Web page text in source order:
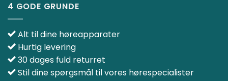
4 GODE GRUNDE
Alt til dine høreapparater
Hurtig levering
30 dages fuld returret
Stil dine spørgsmål til vores hørespecialister